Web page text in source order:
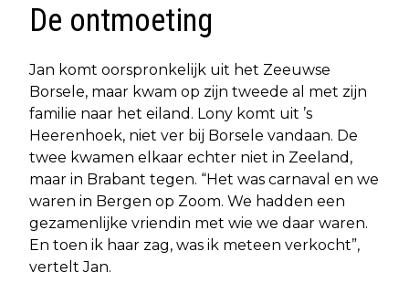
De ontmoeting
Jan komt oorspronkelijk uit het Zeeuwse
Borsele, maar kwam op zijn tweede al met zijn
familie naar het eiland. Lony komt uit ’s
Heerenhoek, niet ver bij Borsele vandaan. De
twee kwamen elkaar echter niet in Zeeland,
maar in Brabant tegen. “Het was carnaval en we
waren in Bergen op Zoom. We hadden een
gezamenlijke vriendin met wie we daar waren.
En toen ik haar zag, was ik meteen verkocht”,
vertelt Jan.